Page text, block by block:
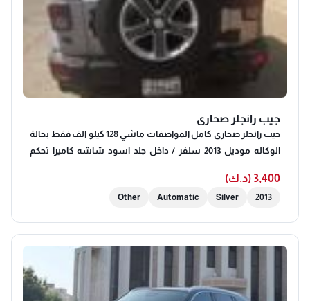
جيب رانجلر صحارى
جيب رانجلر صحارى كامل المواصفات ماشي 128 كيلو الف فقط بحالة
الوكاله موديل 2013 سلفر / داخل جلد اسود شاشه كاميرا تحكم
للمساومه للتواصل فقط واتس اب 5/5/0/3/7/7/2/6
3,400 (د.ك)
2013
Silver
Automatic
Other